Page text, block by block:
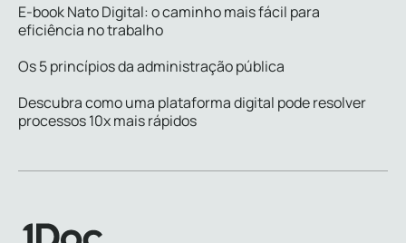
E-book Nato Digital: o caminho mais fácil para
eficiência no trabalho
Os 5 princípios da administração pública
Descubra como uma plataforma digital pode resolver
processos 10x mais rápidos